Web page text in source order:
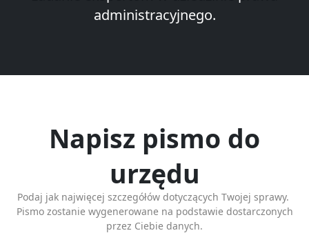
administracyjnego.
Napisz pismo do
urzędu
Podaj jak najwięcej szczegółów dotyczących Twojej sprawy.
Pismo zostanie wygenerowane na podstawie dostarczonych
przez Ciebie danych.